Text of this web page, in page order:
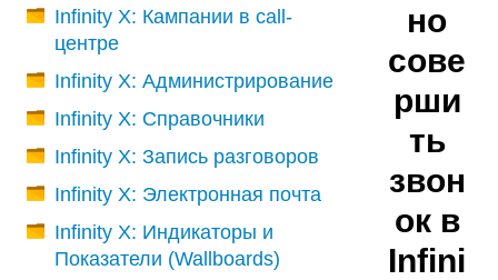
Infinity X: Кампании в call-
центре
Infinity X: Администрирование
Infinity X: Справочники
Infinity X: Запись разговоров
Infinity X: Электронная почта
Infinity X: Индикаторы и
Показатели (Wallboards)
но
сове
рши
ть
звон
ок в
Infini